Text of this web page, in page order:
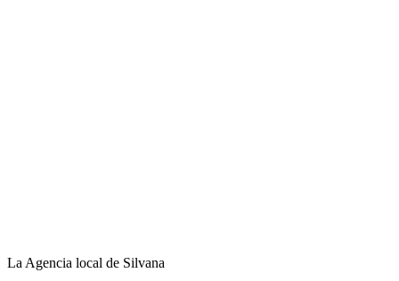
La Agencia local de Silvana